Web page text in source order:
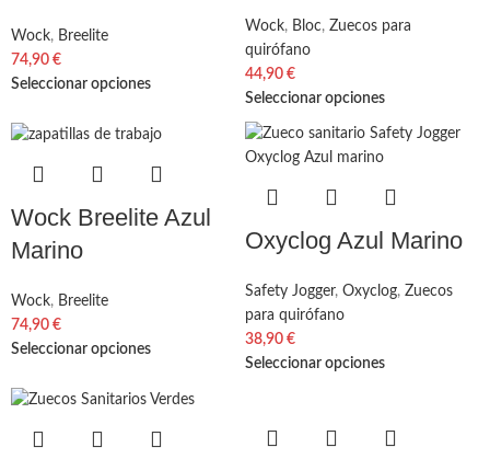
Wock, Breelite
74,90 €
Seleccionar opciones
Wock, Bloc, Zuecos para
quirófano
44,90 €
Seleccionar opciones
Wock Breelite Azul
Marino
Wock, Breelite
74,90 €
Seleccionar opciones
Oxyclog Azul Marino
Safety Jogger, Oxyclog, Zuecos
para quirófano
38,90 €
Seleccionar opciones